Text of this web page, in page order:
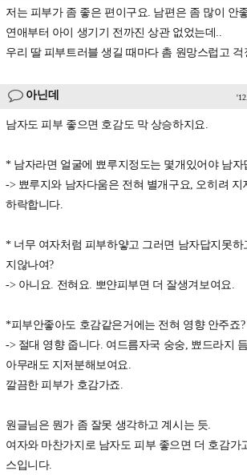
저는 피부가 좀 좋은 편이구요. 남편은 좀 많이 안
연애부터 아이 생기기 전까진 상관 없었는데..
우리 딸 피부트러블 생길 때마다 촘 원망스럽고 걱
아닌데
남자도 피부 좋으면 호감도 막 상승하지요.
* 남자라면 얼굴에 뾰루지정도는 몇개있어야 남자
-> 뾰루지와 남자다움은 전혀 별개구요, 오히려 지
하락합니다.
* 너무 여자처럼 피부하얗고 그러면 남자답지못하
지않나여?
-> 아니요. 전혀요. 뽀얀피부면 더 잘생겨보여요.
*피부안좋아도 호감같은거에는 전혀 영향 안주죠?
-> 절대 영향 줍니다. 여드름자국 숭숭, 뾰드라지
아무래도 지저분해보여요.
깔끔한 피부가 호감가죠.
원글님은 뭔가 좀 잘못 생각하고 계시는 듯.
여자와 마찬가지로 남자도 피부 좋으면 더 호감가
스입니다.